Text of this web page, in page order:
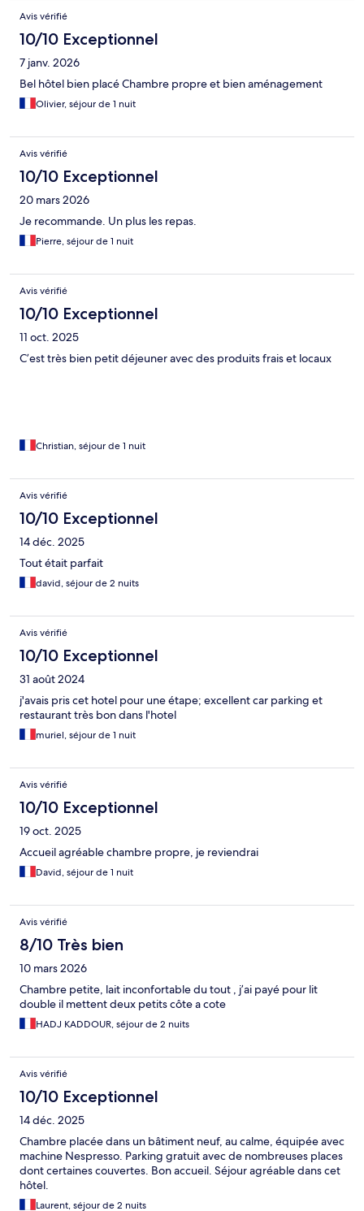
Avis vérifié
10/10 Exceptionnel
7 janv. 2026
Bel hôtel bien placé Chambre propre et bien aménagement
Olivier, séjour de 1 nuit
Avis vérifié
10/10 Exceptionnel
20 mars 2026
Je recommande. Un plus les repas.
Pierre, séjour de 1 nuit
Avis vérifié
10/10 Exceptionnel
11 oct. 2025
C’est très bien petit déjeuner avec des produits frais et locaux
Christian, séjour de 1 nuit
Avis vérifié
10/10 Exceptionnel
14 déc. 2025
Tout était parfait
david, séjour de 2 nuits
Avis vérifié
10/10 Exceptionnel
31 août 2024
j'avais pris cet hotel pour une étape; excellent car parking et
restaurant très bon dans l'hotel
muriel, séjour de 1 nuit
Avis vérifié
10/10 Exceptionnel
19 oct. 2025
Accueil agréable chambre propre, je reviendrai
David, séjour de 1 nuit
Avis vérifié
8/10 Très bien
10 mars 2026
Chambre petite, lait inconfortable du tout , j’ai payé pour lit
double il mettent deux petits côte a cote
HADJ KADDOUR, séjour de 2 nuits
Avis vérifié
10/10 Exceptionnel
14 déc. 2025
Chambre placée dans un bâtiment neuf, au calme, équipée avec
machine Nespresso. Parking gratuit avec de nombreuses places
dont certaines couvertes. Bon accueil. Séjour agréable dans cet
hôtel.
Laurent, séjour de 2 nuits